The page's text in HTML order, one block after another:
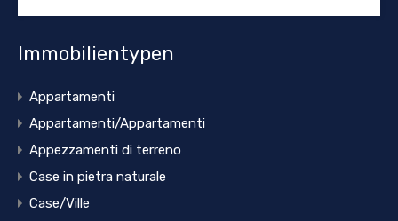
Immobilientypen
Appartamenti
Appartamenti/Appartamenti
Appezzamenti di terreno
Case in pietra naturale
Case/Ville